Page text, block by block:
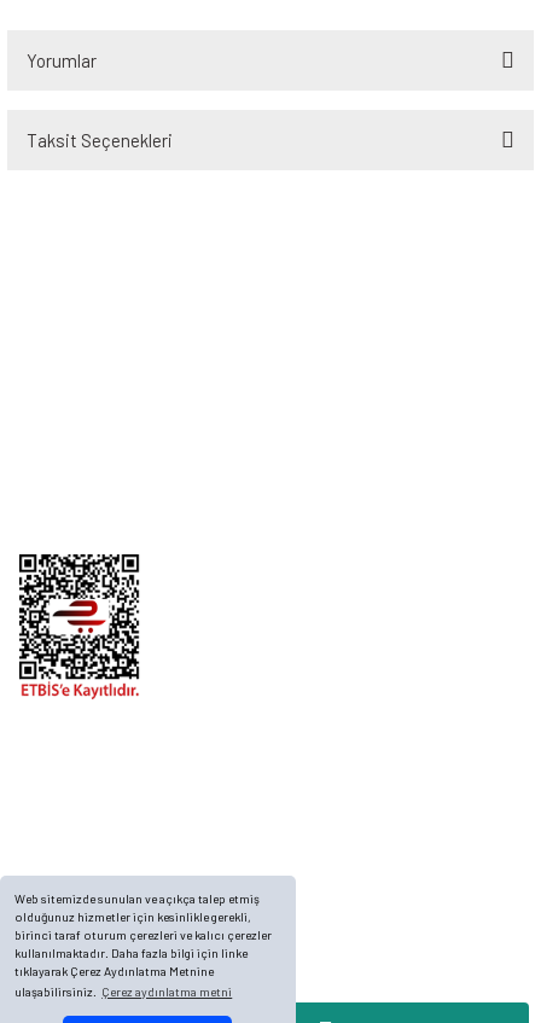
Web sitemizde sunulan ve açıkça talep etmiş
olduğunuz hizmetler için kesinlikle gerekli,
birinci taraf oturum çerezleri ve kalıcı çerezler
kullanılmaktadır. Daha fazla bilgi için linke
tıklayarak Çerez Aydınlatma Metnine
ulaşabilirsiniz.
Çerez aydınlatma metni
Yorumlar
Taksit Seçenekleri
© 2023, ECKMARİNE.COM - Tüm Hakları Saklıdır.